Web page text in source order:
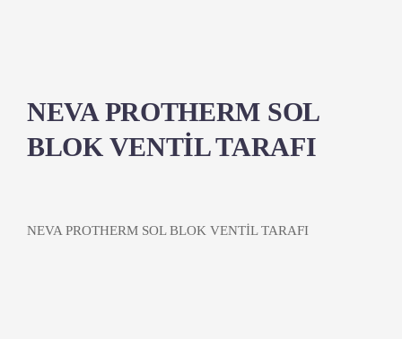
NEVA PROTHERM SOL
BLOK VENTİL TARAFI
NEVA PROTHERM SOL BLOK VENTİL TARAFI